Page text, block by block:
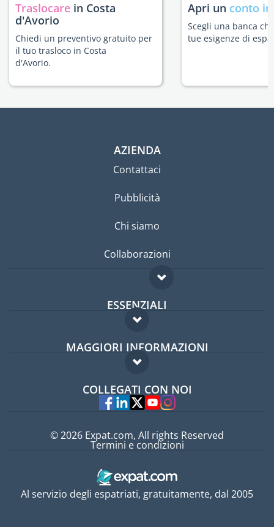
Traslocare in Costa
d'Avorio
Chiedi un preventivo gratuito per
il tuo trasloco in Costa
d'Avorio.
Apri un conto
Scegli una banca
tue esigenze di
AZIENDA
Contattaci
Pubblicità
Chi siamo
Collaborazioni
ESSENZIALI
Forum per expat
Guida per expat
MAGGIORI INFORMAZIONI
Domande frequenti
Esperti
COLLEGATI CON NOI
Al servizio degli espatriati, gratuitamente, dal 2005
© 2026 Expat.com, All rights Reserved
Termini e condizioni